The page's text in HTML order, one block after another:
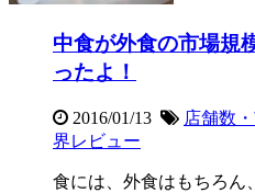
中食が外食の市場規
ったよ！
2016/01/13 店舗数
界レビュー
食には、外食はもちろん